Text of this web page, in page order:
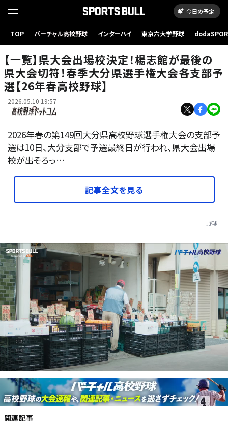
今日の予定
TOP バーチャル高校野球 インターハイ 東京六大学野球
写真はイメージ
【一覧】県大会出場校決定！楊志館が最後の
県大会切符！春季大分県選手権大会各支部予
選【26年春高校野球】
2026.05.10 19:57
2026年春の第149回大分県高校野球選手権大会の支部予
選は10日、大分支部で予選最終日が行われ、県大会出場
校が出そろっ…
記事全文を見る
野球
関連記事